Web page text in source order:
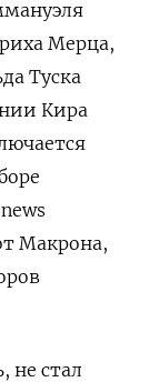
Мерца,
Туска
Кира
Макрона,
не стал